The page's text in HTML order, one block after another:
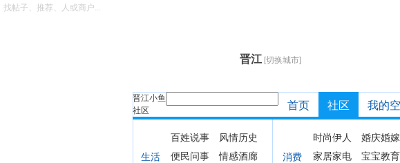
晋江 [切换城市]
晋江小鱼
社区
找帖子、推荐、人或商户...
首页 社区 我的
生活
百姓说事
风情历史
便民问事
情感酒廊 消费
时尚伊人 婚庆婚嫁
家居家电
宝宝教育